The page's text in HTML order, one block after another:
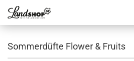
Sommerdüfte Flower & Fruits